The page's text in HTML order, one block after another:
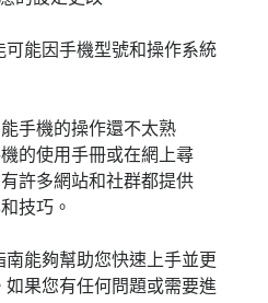
能因手機型號和操作系統
手機的操作還不太熟
的使用手冊或在網上尋
許多網站和社群都提供
技巧。
能夠幫助您快速上手並更
果您有任何問題或需要進